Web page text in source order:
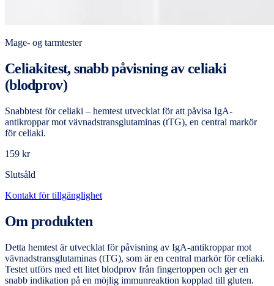
Mage- og tarmtester
Celiakitest, snabb påvisning av celiaki
(blodprov)
Snabbtest för celiaki – hemtest utvecklat för att påvisa IgA-
antikroppar mot vävnadstransglutaminas (tTG), en central markör
för celiaki.
159 kr
Slutsåld
Kontakt för tillgänglighet
Om produkten
Detta hemtest är utvecklat för påvisning av IgA-antikroppar mot
vävnadstransglutaminas (tTG), som är en central markör för celiaki.
Testet utförs med ett litet blodprov från fingertoppen och ger en
snabb indikation på en möjlig immunreaktion kopplad till gluten.